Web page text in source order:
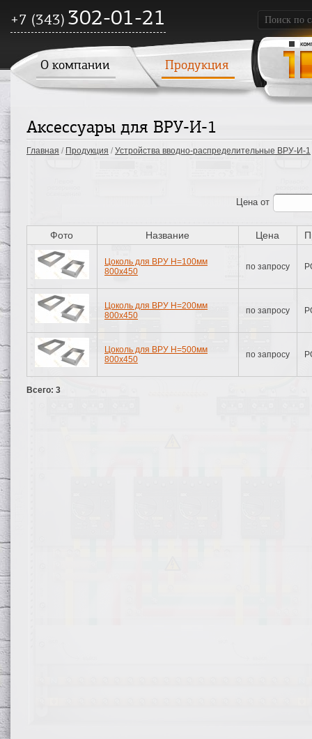
+7 (343) 302-01-21
О компании Продукция
Аксессуары для ВРУ-И-1
Главная / Продукция / Устройства вводно-распределительные ВРУ-И-1
Цена от
Фото Название Цена
Цоколь для ВРУ H=100мм
800х450
по запросу
Цоколь для ВРУ H=200мм
800х450
по запросу
Цоколь для ВРУ H=500мм
800х450
по запросу
Всего: 3